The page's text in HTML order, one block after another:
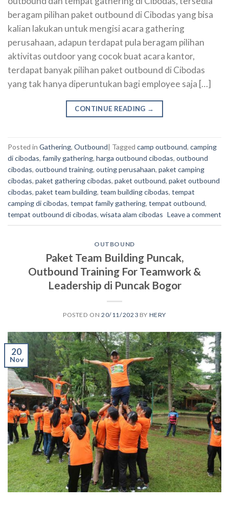
beragam pilihan paket outbound di Cibodas yang bisa
kalian lakukan untuk mengisi acara gathering
perusahaan, adapun terdapat pula beragam pilihan
aktivitas outdoor yang cocok buat acara kantor,
terdapat banyak pilihan paket outbound di Cibodas
yang tak hanya diperuntukan bagi employee saja […]
CONTINUE READING →
Posted in Gathering, Outbound| Tagged camp outbound, camping
di cibodas, family gathering, harga outbound cibodas, outbound
cibodas, outbound training, outing perusahaan, paket camping
cibodas, paket gathering cibodas, paket outbound, paket outbound
cibodas, paket team building, team building cibodas, tempat
camping di cibodas, tempat family gathering, tempat outbound,
tempat outbound di cibodas, wisata alam cibodas Leave a comment
OUTBOUND
Paket Team Building Puncak,
Outbound Training For Teamwork &
Leadership di Puncak Bogor
POSTED ON20/11/2023 BY HERY
20
Nov